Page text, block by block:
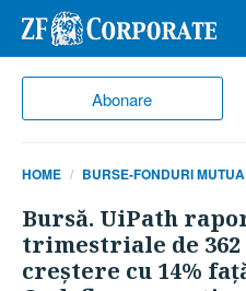
Abonare
HOME BURSE-FONDURI
Bursă. UiPath
trimestriale de
creştere cu 14%